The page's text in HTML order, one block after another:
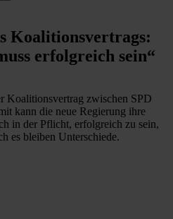
Koalitionsvertrags:
erfolgreich sein“
Koalitionsvertrag zwischen SPD
kann die neue Regierung ihre
in der Pflicht, erfolgreich zu sein,
es bleiben Unterschiede.